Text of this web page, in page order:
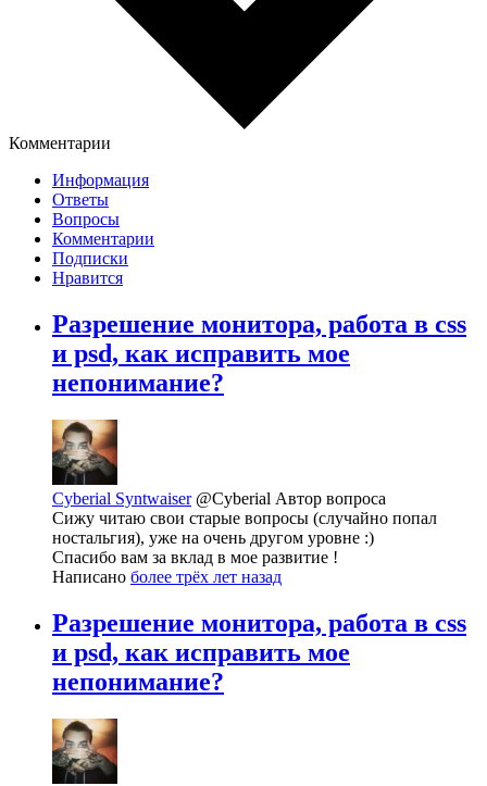
Комментарии
Информация
Ответы
Вопросы
Комментарии
Подписки
Нравится
Разрешение монитора, работа в css
и psd, как исправить мое
непонимание?
Cyberial Syntwaiser @Cyberial Автор вопроса
Сижу читаю свои старые вопросы (случайно попал
ностальгия), уже на очень другом уровне :)
Спасибо вам за вклад в мое развитие !
Написано более трёх лет назад
Разрешение монитора, работа в css
и psd, как исправить мое
непонимание?